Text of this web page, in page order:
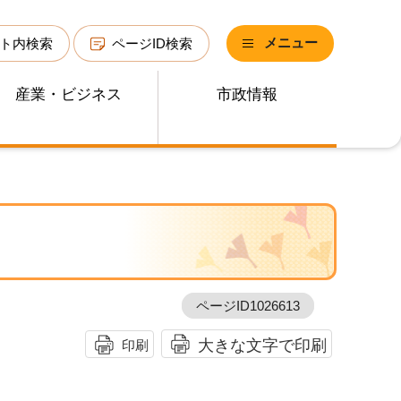
内検索 ページID検索 メニュー
産業・ビジネス 市政情報
ページID1026613
印刷 大きな文字で印刷